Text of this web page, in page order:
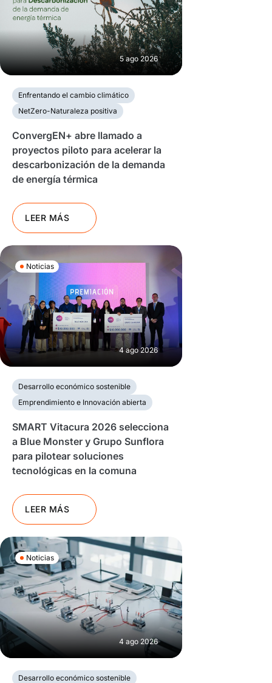
5 ago 2026
Enfrentando el cambio climático
NetZero-Naturaleza positiva
ConvergEN+ abre llamado a
proyectos piloto para acelerar la
descarbonización de la demanda
de energía térmica
LEER MÁS
Noticias
4 ago 2026
Desarrollo económico sostenible
Emprendimiento e Innovación abierta
SMART Vitacura 2026 selecciona
a Blue Monster y Grupo Sunflora
para pilotear soluciones
tecnológicas en la comuna
LEER MÁS
Noticias
4 ago 2026
Desarrollo económico sostenible